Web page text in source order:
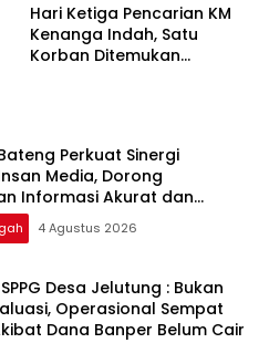
Hari Ketiga Pencarian KM
Kenanga Indah, Satu
Korban Ditemukan
Perkuat Sinergi
Media, Dorong
Informasi Akurat dan
1104 Agustus 2026
Desa Jelutung : Bukan
Operasional Sempat
Dana Banper Belum Cair